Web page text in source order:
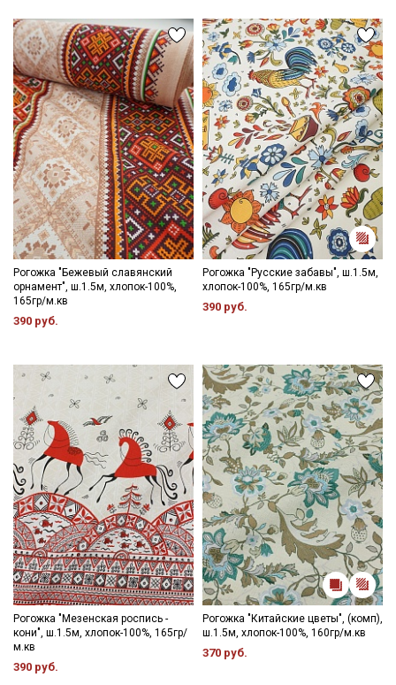
Рогожка "Бежевый славянский
орнамент", ш.1.5м, хлопок-100%,
165гр/м.кв
390 руб.
Рогожка "Русские забавы", ш.1.5м,
хлопок-100%, 165гр/м.кв
390 руб.
Рогожка "Мезенская роспись -
кони", ш.1.5м, хлопок-100%, 165гр/
м.кв
390 руб.
Рогожка "Китайские цветы", (комп),
ш.1.5м, хлопок-100%, 160гр/м.кв
370 руб.